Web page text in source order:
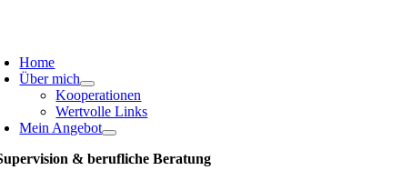
Home
Über mich
Kooperationen
Wertvolle Links
Mein Angebot
& berufliche Beratung